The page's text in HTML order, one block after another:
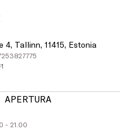
4, Tallinn, 11415, Estonia
- 21.00